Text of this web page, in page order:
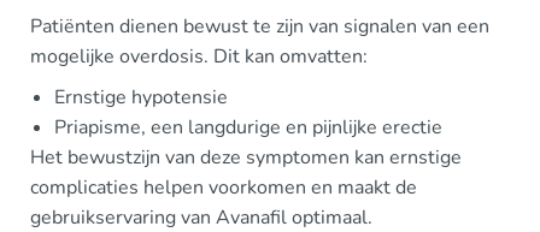
Patiënten dienen bewust te zijn van signalen van een
mogelijke overdosis. Dit kan omvatten:
Ernstige hypotensie
Priapisme, een langdurige en pijnlijke erectie
Het bewustzijn van deze symptomen kan ernstige
complicaties helpen voorkomen en maakt de
gebruikservaring van Avanafil optimaal.